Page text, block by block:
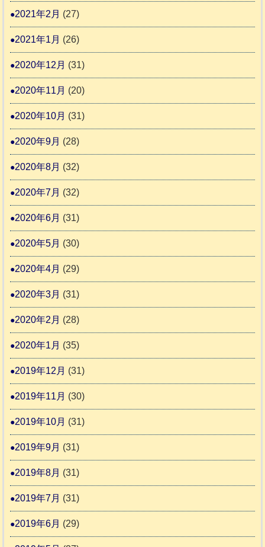
2021年2月 (27)
2021年1月 (26)
2020年12月 (31)
2020年11月 (20)
2020年10月 (31)
2020年9月 (28)
2020年8月 (32)
2020年7月 (32)
2020年6月 (31)
2020年5月 (30)
2020年4月 (29)
2020年3月 (31)
2020年2月 (28)
2020年1月 (35)
2019年12月 (31)
2019年11月 (30)
2019年10月 (31)
2019年9月 (31)
2019年8月 (31)
2019年7月 (31)
2019年6月 (29)